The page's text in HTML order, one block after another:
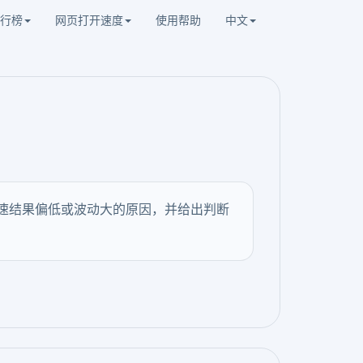
榜 网页打开速度 使用帮助 中文
结果偏低或波动大的原因，并给出判断